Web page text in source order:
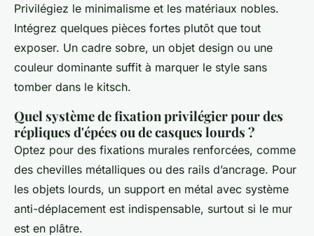
Privilégiez le minimalisme et les matériaux nobles.
Intégrez quelques pièces fortes plutôt que tout
exposer. Un cadre sobre, un objet design ou une
couleur dominante suffit à marquer le style sans
tomber dans le kitsch.
Quel système de fixation privilégier pour des
répliques d'épées ou de casques lourds ?
Optez pour des fixations murales renforcées, comme
des chevilles métalliques ou des rails d’ancrage. Pour
les objets lourds, un support en métal avec système
anti-déplacement est indispensable, surtout si le mur
est en plâtre.